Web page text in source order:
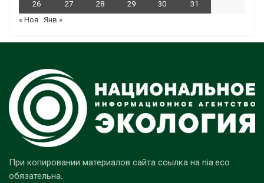
26 27 28 29 30
31
« Ноя
Янв »
При копировании материалов сайта ссылка на nia.eco
обязательна.